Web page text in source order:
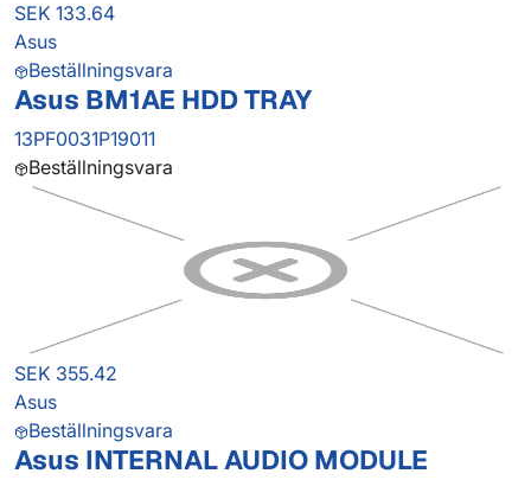
SEK 133.64
Asus
Beställningsvara
Asus BM1AE HDD TRAY
13PF0031P19011
Beställningsvara
SEK 355.42
Asus
Beställningsvara
Asus INTERNAL AUDIO MODULE